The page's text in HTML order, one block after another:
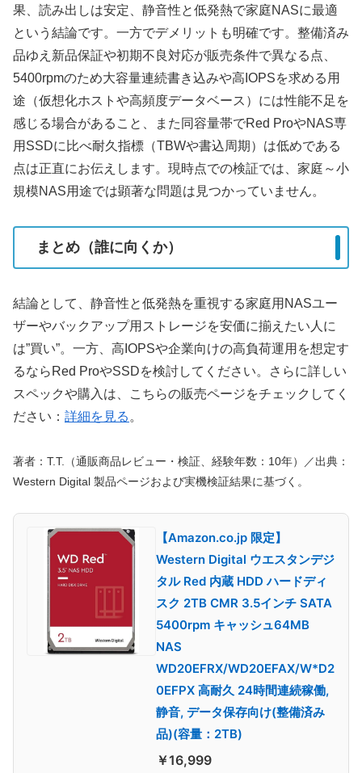
果、読み出しは安定、静音性と低発熱で家庭NASに最適
という結論です。一方でデメリットも明確です。整備済み
品ゆえ新品保証や初期不良対応が販売条件で異なる点、
5400rpmのため大容量連続書き込みや高IOPSを求める用
途（仮想化ホストや高頻度データベース）には性能不足を
感じる場合があること、また同容量帯でRed ProやNAS専
用SSDに比べ耐久指標（TBWや書込周期）は低めである
点は正直にお伝えします。現時点での検証では、家庭～小
規模NAS用途では顕著な問題は見つかっていません。
まとめ（誰に向くか）
結論として、静音性と低発熱を重視する家庭用NASユー
ザーやバックアップ用ストレージを安価に揃えたい人に
は”買い”。一方、高IOPSや企業向けの高負荷運用を想定す
るならRed ProやSSDを検討してください。さらに詳しい
スペックや購入は、こちらの販売ページをチェックしてく
ださい： 詳細を見る 。
著者：T.T.（通販商品レビュー・検証、経験年数：10年）／出典：
Western Digital 製品ページおよび実機検証結果に基づく。
【Amazon.co.jp 限定】
Western Digital ウエスタンデジ
タル Red 内蔵 HDD ハードディ
スク 2TB CMR 3.5インチ SATA
5400rpm キャッシュ64MB
NAS
WD20EFRX/WD20EFAX/W*D2
0EFPX 高耐久 24時間連続稼働,
静音, データ保存向け(整備済み
品)(容量：2TB)
￥16,999